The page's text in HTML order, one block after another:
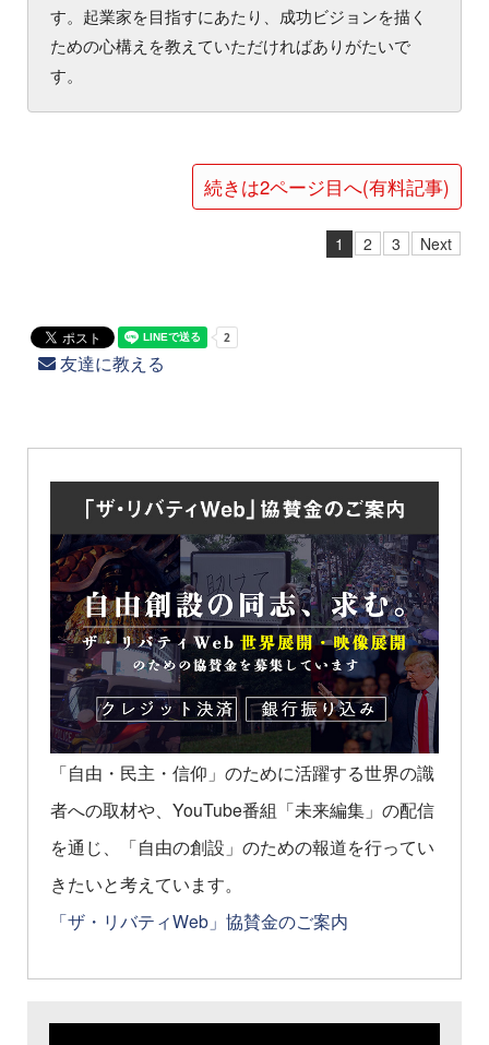
す。起業家を目指すにあたり、成功ビジョンを描く
ための心構えを教えていただければありがたいで
す。
続きは2ページ目へ(有料記事)
1 2 3 Next
友達に教える
「自由・民主・信仰」のために活躍する世界の識
者への取材や、YouTube番組「未来編集」の配信
を通じ、「自由の創設」のための報道を行ってい
きたいと考えています。
「ザ・リバティWeb」協賛金のご案内